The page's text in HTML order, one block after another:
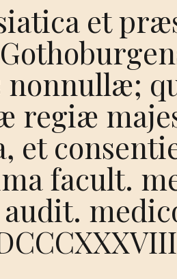
et
nonnullæ;
regiæ
et
facult.